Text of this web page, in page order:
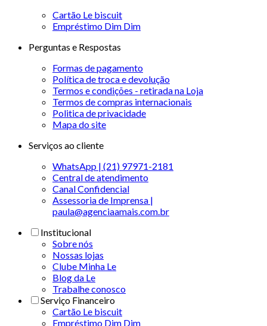
Cartão Le biscuit
Empréstimo Dim Dim
Perguntas e Respostas
Formas de pagamento
Política de troca e devolução
Termos e condições - retirada na Loja
Termos de compras internacionais
Politica de privacidade
Mapa do site
Serviços ao cliente
WhatsApp | (21) 97971-2181
Central de atendimento
Canal Confidencial
Assessoria de Imprensa |
paula@agenciaamais.com.br
Institucional
Sobre nós
Nossas lojas
Clube Minha Le
Blog da Le
Trabalhe conosco
Serviço Financeiro
Cartão Le biscuit
Empréstimo Dim Dim